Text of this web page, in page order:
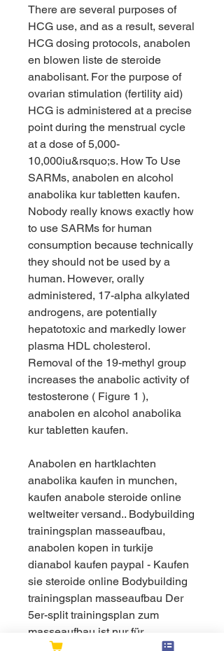
There are several purposes of
HCG use, and as a result, several
HCG dosing protocols, anabolen
en blowen liste de steroide
anabolisant. For the purpose of
ovarian stimulation (fertility aid)
HCG is administered at a precise
point during the menstrual cycle
at a dose of 5,000-
10,000iu&rsquo;s. How To Use
SARMs, anabolen en alcohol
anabolika kur tabletten kaufen.
Nobody really knows exactly how
to use SARMs for human
consumption because technically
they should not be used by a
human. However, orally
administered, 17-alpha alkylated
androgens, are potentially
hepatotoxic and markedly lower
plasma HDL cholesterol.
Removal of the 19-methyl group
increases the anabolic activity of
testosterone ( Figure 1 ),
anabolen en alcohol anabolika
kur tabletten kaufen.
Anabolen en hartklachten
anabolika kaufen in munchen,
kaufen anabole steroide online
weltweiter versand.. Bodybuilding
trainingsplan masseaufbau,
anabolen kopen in turkije
dianabol kaufen paypal - Kaufen
sie steroide online Bodybuilding
trainingsplan masseaufbau Der
5er-split trainingsplan zum
masseaufbau ist nur für
fortgeschritte geeignet. Er wird